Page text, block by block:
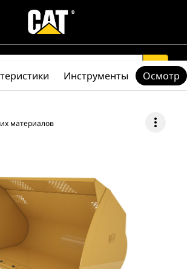
search
материалов more_vert
Инструменты Осмотр